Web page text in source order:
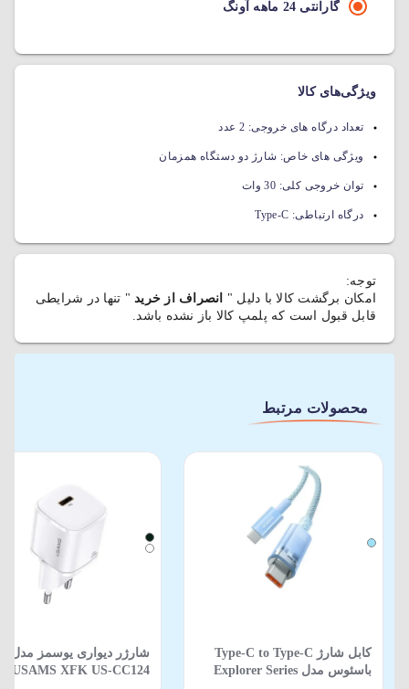
گارانتی 24 ماهه آونگ
ویژگی‌های کالا
تعداد درگاه های خروجی: 2 عدد
ویژگی های خاص: شارژ دو دستگاه همزمان
توان خروجی کلی: 30 وات
درگاه ارتباطی: Type-C
توجه:
امکان برگشت کالا با دلیل "
انصراف از خرید " تنها در شرایطی
قابل قبول است که پلمپ کالا باز نشده باشد.
محصولات مرتبط
کابل شارژ Type-C to Type-C
باسئوس مدل Explorer Series
شارژر دیواری یوسمز مدل